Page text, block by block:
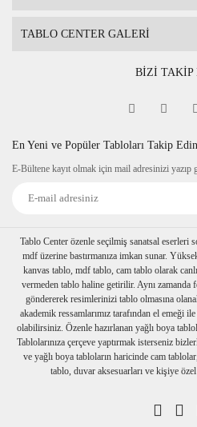
TABLO CENTER GALERİ
BİZİ TAKİP
En Yeni ve Popüler Tabloları Takip Edin
E-Bültene kayıt olmak için mail adresinizi yazıp
Tablo Center özenle seçilmiş sanatsal eserleri
mdf üzerine bastırmanıza imkan sunar.
kanvas tablo, mdf tablo, cam tablo olarak
vermeden tablo haline getirilir. Aynı zamanda
göndererek resimlerinizi tablo olmasına
akademik ressamlarımız tarafından el emeği
olabilirsiniz. Özenle hazırlanan yağlı boya
Tablolarınıza çerçeve yaptırmak isterseniz
ve yağlı boya tabloların haricinde cam
tablo, duvar aksesuarları ve kişiye